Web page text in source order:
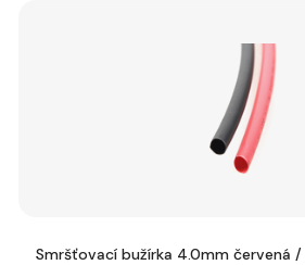
Smršťovací bužírka 4.0mm červená /